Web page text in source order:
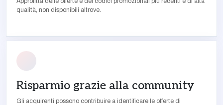
qualità, non disponibili altrove.
Risparmio grazie alla community
Gli acquirenti possono contribuire a identificare le offerte di